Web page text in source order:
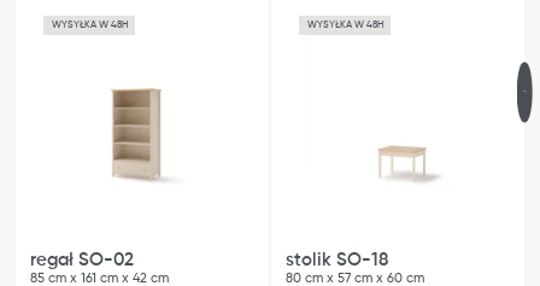
WYSYŁKA W 48H
regał SO-02
85 cm x 161 cm x 42 cm
WYSYŁKA W 48H
stolik SO-18
80 cm x 57 cm x 60 cm